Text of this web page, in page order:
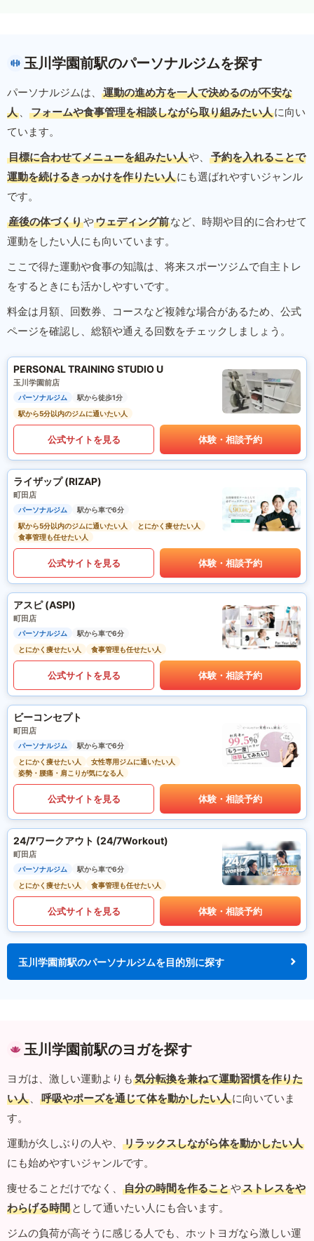
玉川学園前駅のパーソナルジムを探す
パーソナルジムは、
運動の進め方を一人で決めるのが不安な
人 、 フォームや食事管理を相談しながら取り組みたい人に向い
ています。
目標に合わせてメニューを組みたい人や、
予約を入れることで
運動を続けるきっかけを作りたい人にも選ばれやすいジャンル
です。
産後の体づくりやウェディング前など、時期や目的に合わせて
運動をしたい人にも向いています。
ここで得た運動や食事の知識は、将来スポーツジムで自主トレ
をするときにも活かしやすいです。
料金は月額、回数券、コースなど複雑な場合があるため、公式
ページを確認し、総額や通える回数をチェックしましょう。
PERSONAL TRAINING STUDIO U
玉川学園前店
パーソナルジム
駅から徒歩1分
駅から5分以内のジムに通いたい人
公式サイトを見る 体験・相談予約
ライザップ (RIZAP)
町田店
パーソナルジム
駅から車で6分
駅から5分以内のジムに通いたい人
とにかく痩せたい人
食事管理も任せたい人
公式サイトを見る 体験・相談予約
アスピ (ASPI)
町田店
パーソナルジム
駅から車で6分
とにかく痩せたい人
食事管理も任せたい人
公式サイトを見る 体験・相談予約
ビーコンセプト
町田店
パーソナルジム
駅から車で6分
とにかく痩せたい人
女性専用ジムに通いたい人
姿勢・腰痛・肩こりが気になる人
公式サイトを見る 体験・相談予約
24/7ワークアウト (24/7Workout)
町田店
パーソナルジム
駅から車で6分
とにかく痩せたい人
食事管理も任せたい人
公式サイトを見る 体験・相談予約
玉川学園前駅のパーソナルジムを目的別に探す
玉川学園前駅のヨガを探す
ヨガは、激しい運動よりも 気分転換を兼ねて運動習慣を作りた
い人 、 呼吸やポーズを通じて体を動かしたい人に向いていま
す。
運動が久しぶりの人や、
リラックスしながら体を動かしたい人
にも始めやすいジャンルです。
痩せることだけでなく、
自分の時間を作ることやストレスをや
わらげる時間 として通いたい人にも合います。
ジムの負荷が高そうに感じる人でも、ホットヨガなら激しい運